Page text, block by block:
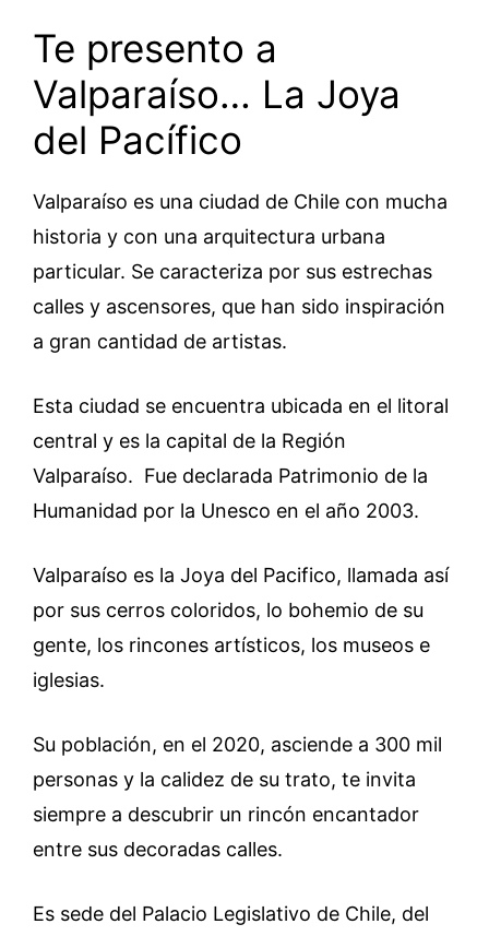
Te presento a
Valparaíso… La Joya
del Pacífico
Valparaíso es una ciudad de Chile con mucha
historia y con una arquitectura urbana
particular. Se caracteriza por sus estrechas
calles y ascensores, que han sido inspiración
a gran cantidad de artistas.
Esta ciudad se encuentra ubicada en el litoral
central y es la capital de la Región
Valparaíso. Fue declarada Patrimonio de la
Humanidad por la Unesco en el año 2003.
Valparaíso es la Joya del Pacifico, llamada así
por sus cerros coloridos, lo bohemio de su
gente, los rincones artísticos, los museos e
iglesias.
Su población, en el 2020, asciende a 300 mil
personas y la calidez de su trato, te invita
siempre a descubrir un rincón encantador
entre sus decoradas calles.
Es sede del Palacio Legislativo de Chile, del